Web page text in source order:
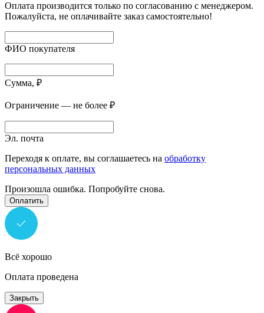
Оплата производится только по согласованию с менеджером.
Пожалуйста, не оплачивайте заказ самостоятельно!
ФИО покупателя
Сумма, ₽
Ограничение — не более ₽
Эл. почта
Переходя к оплате, вы соглашаетесь на обработку
персональных данных
Произошла ошибка. Попробуйте снова.
Оплатить
Всё хорошо
Оплата проведена
Закрыть